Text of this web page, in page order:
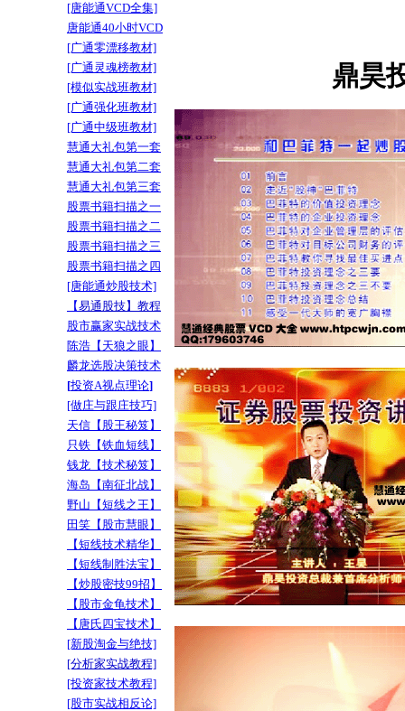
[唐能通VCD全集]
唐能通40小时VCD
[广通零漂移教材]
[广通灵魂榜教材]
[模似实战班教材]
[广通强化班教材]
[广通中级班教材]
慧通大礼包第一套
慧通大礼包第二套
慧通大礼包第三套
股票书籍扫描之一
股票书籍扫描之二
股票书籍扫描之三
股票书籍扫描之四
[唐能通炒股技术]
【易通股技】教程
股市赢家实战技术
陈浩【天狼之眼】
麟龙选股决策技术
[投资A视点理论]
[做庄与跟庄技巧]
天信【股王秘笈】
只铁【铁血短线】
钱龙【技术秘笈】
海岛【南征北战】
野山【短线之王】
田笑【股市慧眼】
【短线技术精华】
【短线制胜法宝】
【炒股密技99招】
【股市金龟技术】
【唐氏四宝技术】
[新股淘金与绝技]
[分析家实战教程]
[投资家技术教程]
[股市实战相反论]
鼎昊